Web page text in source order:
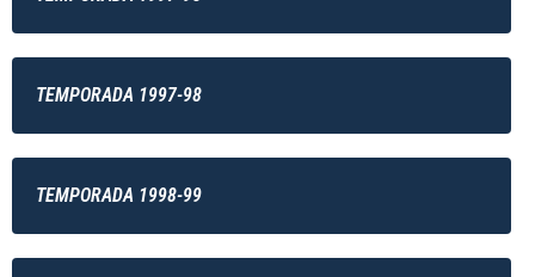
TEMPORADA 1997-98
TEMPORADA 1998-99